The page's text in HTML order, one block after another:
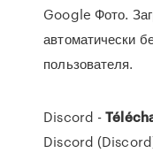
Google Фото.
автоматически
пользователя.
Discord -
Discord